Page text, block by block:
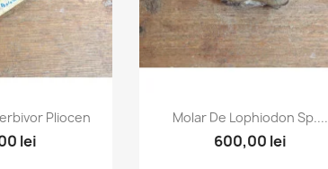
rapida
Pliocen
lei
Vizualizare rapida
Molar De Lophiodon Sp....
600,00 lei